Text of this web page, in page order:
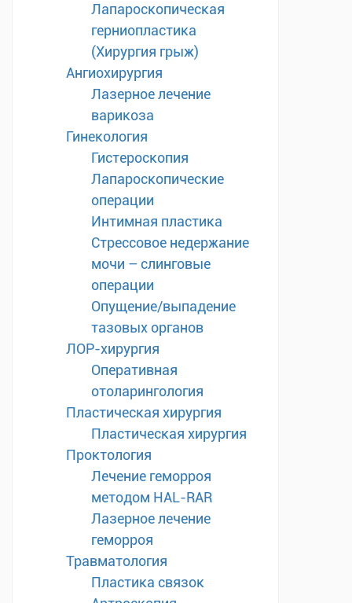
Лапароскопическая
герниопластика
(Хирургия грыж)
Ангиохирургия
Лазерное лечение
варикоза
Гинекология
Гистероскопия
Лапароскопические
операции
Интимная пластика
Стрессовое недержание
мочи – слинговые
операции
Опущение/выпадение
тазовых органов
ЛОР-хирургия
Оперативная
отоларингология
Пластическая хирургия
Пластическая хирургия
Проктология
Лечение геморроя
методом HAL-RAR
Лазерное лечение
геморроя
Травматология
Пластика связок